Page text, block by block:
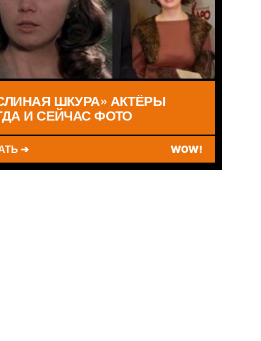
ШКУРА» АКТЁРЫ
И СЕЙЧАС ФОТО
➔ WOW!